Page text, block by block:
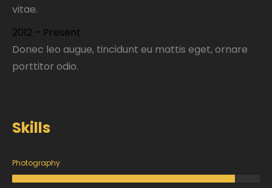
vitae.
2012 – Present
Donec leo augue, tincidunt eu mattis eget, ornare
porttitor odio.
Skills
Photography